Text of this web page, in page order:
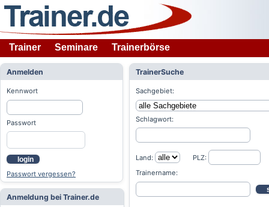
Trainer Seminare Trainerbörse
Anmelden
Kennwort
Passwort
login
Passwort vergessen?
Anmeldung bei Trainer.de
TrainerSuche
Sachgebiet:
Schlagwort:
Land:
PLZ:
Trainername: